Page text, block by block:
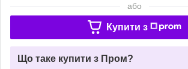
або
Купити з
Що таке купити з Пром?